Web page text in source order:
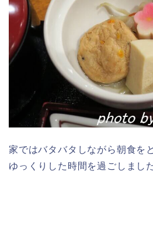
家ではバタバタしながら朝食を
ゆっくりした時間を過ごしました